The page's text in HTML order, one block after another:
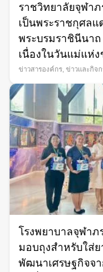
ราชวิทยาลัยจุฬา
เป็นพระราชกุศลแ
พระบรมราชินีนา
เนื่องในวันแม่แห่
ข่าวสารองค์กร ข่าวและกิจก
โรงพยาบาลจุฬา
มอบถุงสำหรับใส่
พัฒนาเศรษฐกิจจ